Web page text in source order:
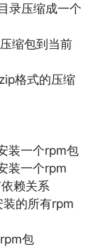
录压缩成一个
缩包到当前
格式的压缩
装一个rpm包
装一个rpm
赖关系
的所有rpm
包